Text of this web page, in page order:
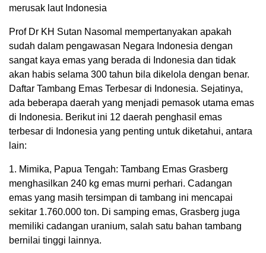
merusak laut Indonesia
Prof Dr KH Sutan Nasomal mempertanyakan apakah
sudah dalam pengawasan Negara Indonesia dengan
sangat kaya emas yang berada di Indonesia dan tidak
akan habis selama 300 tahun bila dikelola dengan benar.
Daftar Tambang Emas Terbesar di Indonesia. Sejatinya,
ada beberapa daerah yang menjadi pemasok utama emas
di Indonesia. Berikut ini 12 daerah penghasil emas
terbesar di Indonesia yang penting untuk diketahui, antara
lain:
1. Mimika, Papua Tengah: Tambang Emas Grasberg
menghasilkan 240 kg emas murni perhari. Cadangan
emas yang masih tersimpan di tambang ini mencapai
sekitar 1.760.000 ton. Di samping emas, Grasberg juga
memiliki cadangan uranium, salah satu bahan tambang
bernilai tinggi lainnya.